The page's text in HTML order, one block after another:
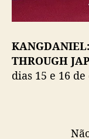
THROUGH
dias 15 e 16